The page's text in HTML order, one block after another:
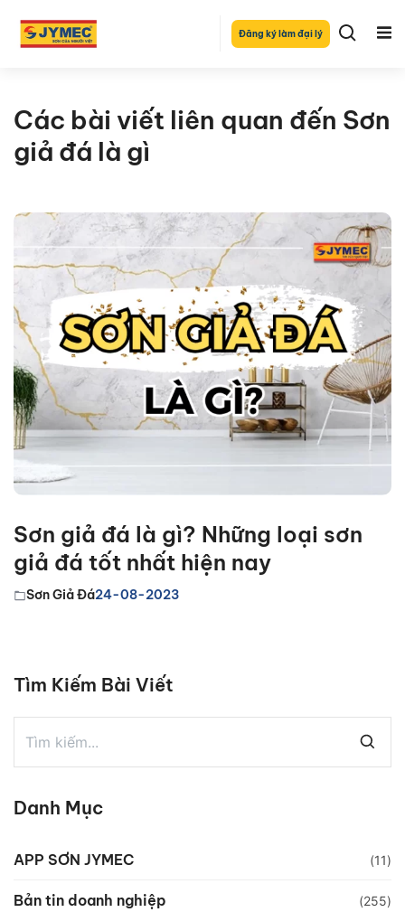
Đăng ký làm đại lý
Các bài viết liên quan đến Sơn
giả đá là gì
Sơn giả đá là gì? Những loại sơn
giả đá tốt nhất hiện nay
Sơn Giả Đá24-08-2023
Tìm Kiếm Bài Viết
Danh Mục
APP SƠN JYMEC (11)
Bản tin doanh nghiệp (255)